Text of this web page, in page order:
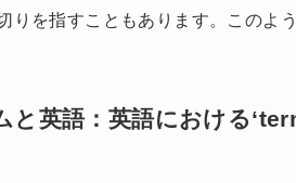
りを指すこともあります。このよ
と英語：英語における